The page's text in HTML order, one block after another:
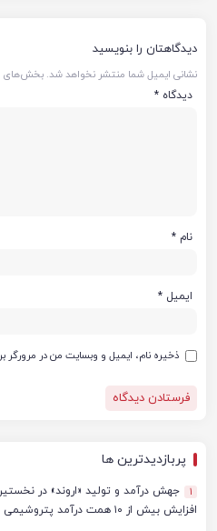
دیدگاهتان را بنویسید
نشانی ایمیل شما منتشر نخواهد شد. بخش‌های
دیدگاه *
نام *
ایمیل *
ذخیره نام، ایمیل و وبسایت من در مرورگر
پربازدیدترین ها
1
جهش درآمد و تولید «اروند» در
افزایش بیش از ۱۰ همت درآمد پتروشیمی اروند در ۹ ماهه ۱۴۰۴